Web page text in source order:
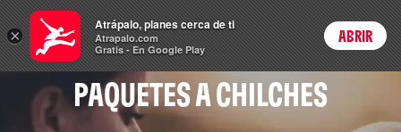
Vuelo+Hotel Login
PAQUETES A CHILCHES
×
Atrápalo, planes cerca de ti
Atrapalo.com
Gratis - En Google Play
ABRIR